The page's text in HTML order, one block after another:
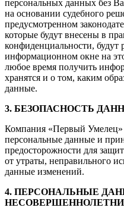
персональных данных без
на основании судебного
предусмотренном
которые будут внесены в
конфиденциальности,
информационном окне на
любое время получить
хранятся и о том, каким
данные.
3. БЕЗОПАСНОСТЬ
Компания «Первый Умелец»
персональные данные и
предосторожности для
от утраты, неправильного
данные изменений.
4. ПЕРСОНАЛЬНЫЕ